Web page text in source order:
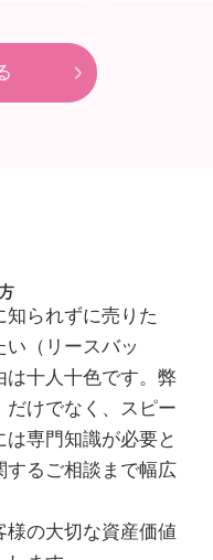
知られずに売りた
（リースバッ
は十人十色です。弊
けでなく、スピー
専門知識が必要と
するご相談まで幅広
の大切な資産価値